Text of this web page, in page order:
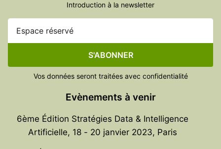
Introduction à la newsletter
S'ABONNER
Vos données seront traitées avec confidentialité
Evènements à venir
6ème Édition Stratégies Data & Intelligence
Artificielle, 18 - 20 janvier 2023, Paris